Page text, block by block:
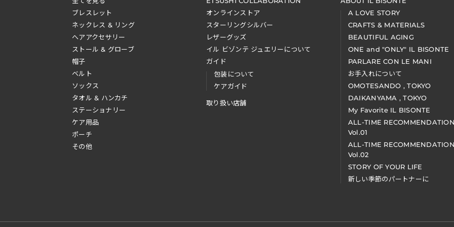
ブレスレット
ネックレス & リング
へアアクセサリー
ストール & グローブ
帽子
ベルト
ソックス
タオル & ハンカチ
ステーショナリー
ケア用品
ポーチ
その他
オンラインストア
スターリングシルバー
レザーグッズ
イル ビゾンテ ジュエリーについて
ガイド
包装について
ケアガイド
取り扱い店舗
A LOVE STORY
CRAFTS & MATERIALS
BEAUTIFUL AGING
ONE and "ONLY" IL BISONTE
PARLARE CON LE MANI
お手入れについて
OMOTESANDO , TOKYO
DAIKANYAMA , TOKYO
My Favorite IL BISONTE
ALL-TIME
Vol.01
ALL-TIME
Vol.02
STORY OF YOUR LIFE
新しい季節のパートナーに